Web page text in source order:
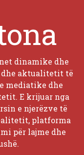
dinamike dhe
aktualitetit të
mediatike dhe
E krijuar nga
e njerëzve të
platforma
për lajme dhe